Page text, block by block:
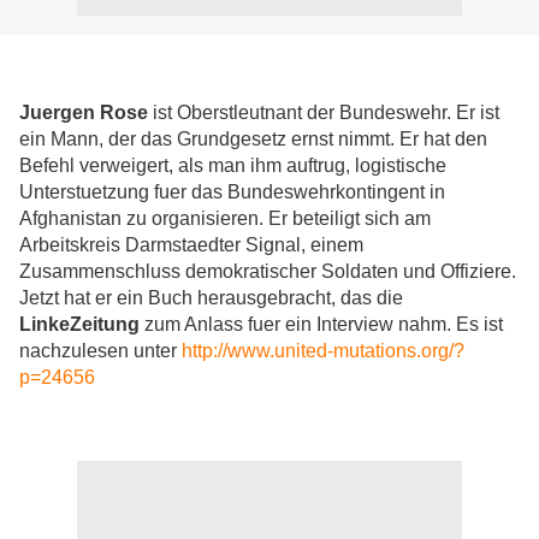
Juergen Rose ist Oberstleutnant der Bundeswehr. Er ist
ein Mann, der das Grundgesetz ernst nimmt. Er hat den
Befehl verweigert, als man ihm auftrug, logistische
Unterstuetzung fuer das Bundeswehrkontingent in
Afghanistan zu organisieren. Er beteiligt sich am
Arbeitskreis Darmstaedter Signal, einem
Zusammenschluss demokratischer Soldaten und Offiziere.
Jetzt hat er ein Buch herausgebracht, das die
LinkeZeitung zum Anlass fuer ein Interview nahm. Es ist
nachzulesen unter http://www.united-mutations.org/?
p=24656